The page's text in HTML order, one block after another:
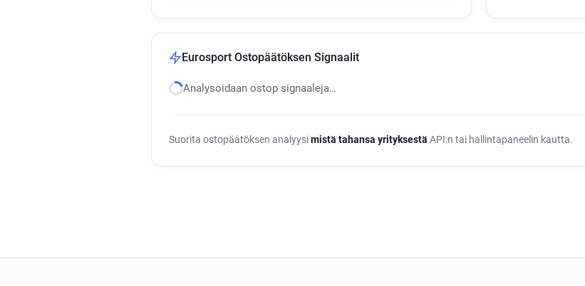
Eurosport Ostopäätöksen Signaalit
Analysoidaan ostop signaaleja…
Suorita ostopäätöksen analyysimistä tahansa yrityksestä API:n tai hallintapaneelin kautta.